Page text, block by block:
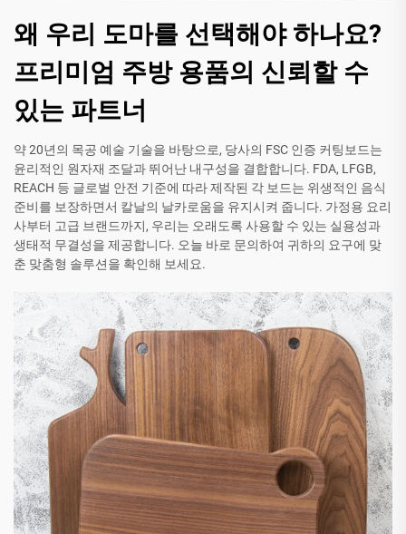
왜 우리 도마를 선택해야 하나요?
프리미엄 주방 용품의 신뢰할 수
있는 파트너
약 20년의 목공 예술 기술을 바탕으로, 당사의 FSC 인증 커팅보드는
윤리적인 원자재 조달과 뛰어난 내구성을 결합합니다. FDA, LFGB,
REACH 등 글로벌 안전 기준에 따라 제작된 각 보드는 위생적인 음식
준비를 보장하면서 칼날의 날카로움을 유지시켜 줍니다. 가정용 요리
사부터 고급 브랜드까지, 우리는 오래도록 사용할 수 있는 실용성과
생태적 무결성을 제공합니다. 오늘 바로 문의하여 귀하의 요구에 맞
춘 맞춤형 솔루션을 확인해 보세요.